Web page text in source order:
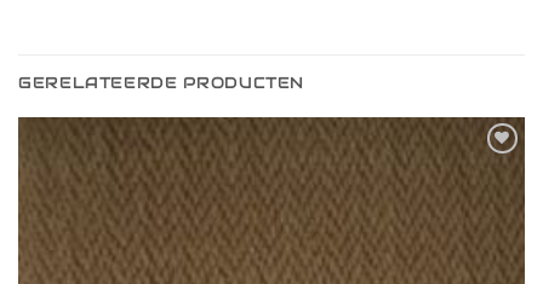
GERELATEERDE PRODUCTEN
Toevoegen
aan
verlanglijst